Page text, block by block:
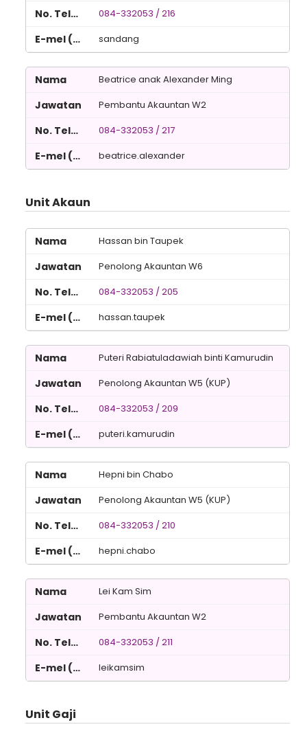
084-332053 / 216
sandang
Beatrice anak Alexander Ming
Pembantu Akauntan W2
084-332053 / 217
beatrice.alexander
Unit Akaun
Hassan bin Taupek
Penolong Akauntan W6
084-332053 / 205
hassan.taupek
Puteri Rabiatuladawiah binti Kamurudin
Penolong Akauntan W5 (KUP)
084-332053 / 209
puteri.kamurudin
Hepni bin Chabo
Penolong Akauntan W5 (KUP)
084-332053 / 210
hepni.chabo
Lei Kam Sim
Pembantu Akauntan W2
084-332053 / 211
leikamsim
Unit Gaji